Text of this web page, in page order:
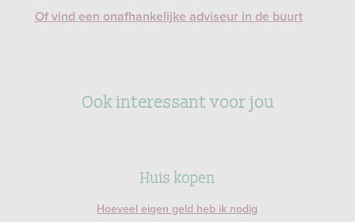
Of vind een onafhankelijke adviseur in de buurt
Ook interessant voor jou
Huis kopen
Hoeveel eigen geld heb ik nodig